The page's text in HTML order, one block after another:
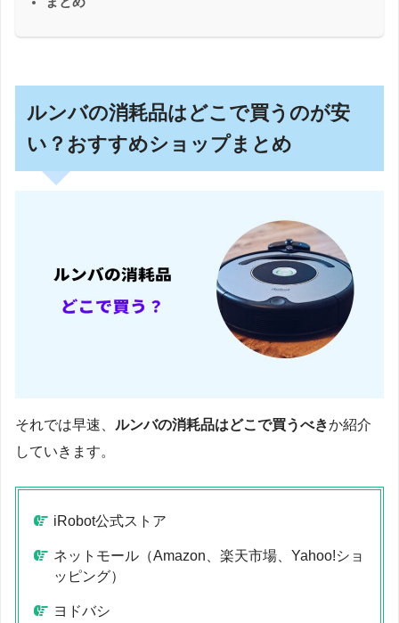
ルンバの消耗品はどこで買うのが安
い？おすすめショップまとめ
それでは早速、 ルンバの消耗品はどこで買うべきか紹介
していきます。
iRobot公式ストア
ネットモール（Amazon、楽天市場、Yahoo!ショ
ッピング）
ヨドバシ